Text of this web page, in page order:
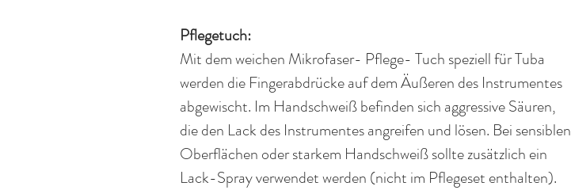
Pflegetuch:
Mit dem weichen Mikrofaser- Pflege- Tuch speziellfür Tuba
werden die Fingerabdrücke auf dem Äußeren des Instrumentes
abgewischt. Im Handschweißbefinden sich aggressive Säuren,
die den Lack des Instrumentes angreifen und lösen. Bei sensiblen
Oberflächen oder starkem Handschweißsollte zusätzlich ein
Lack-Spray verwendet werden (nicht im Pflegeset enthalten).